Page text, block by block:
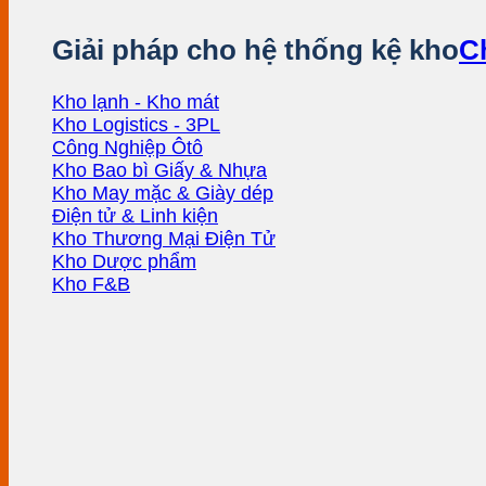
Giải pháp cho hệ thống kệ kho
Kho lạnh - Kho mát
Kho Logistics - 3PL
Công Nghiệp Ôtô
Kho Bao bì Giấy & Nhựa
Kho May mặc & Giày dép
Điện tử & Linh kiện
Kho Thương Mại Điện Tử
Kho Dược phẩm
Kho F&B